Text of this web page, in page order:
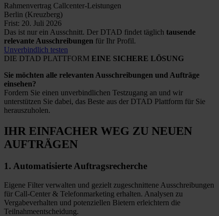
Rahmenvertrag Callcenter-Leistungen
Berlin (Kreuzberg)
Frist: 20. Juli 2026
Das ist nur ein Ausschnitt. Der DTAD findet täglich tausende
relevante Ausschreibungen für Ihr Profil.
Unverbindlich testen
DIE DTAD PLATTFORM EINE SICHERE LÖSUNG
Sie möchten alle relevanten Ausschreibungen und Aufträge
einsehen?
Fordern Sie einen unverbindlichen Testzugang an und wir
unterstützen Sie dabei, das Beste aus der DTAD Plattform für Sie
herauszuholen.
IHR EINFACHER WEG ZU NEUEN
AUFTRÄGEN
1. Automatisierte Auftragsrecherche
Eigene Filter verwalten und gezielt zugeschnittene Ausschreibungen
für Call-Center & Telefonmarketing erhalten. Analysen zu
Vergabeverhalten und potenziellen Bietern erleichtern die
Teilnahmeentscheidung.